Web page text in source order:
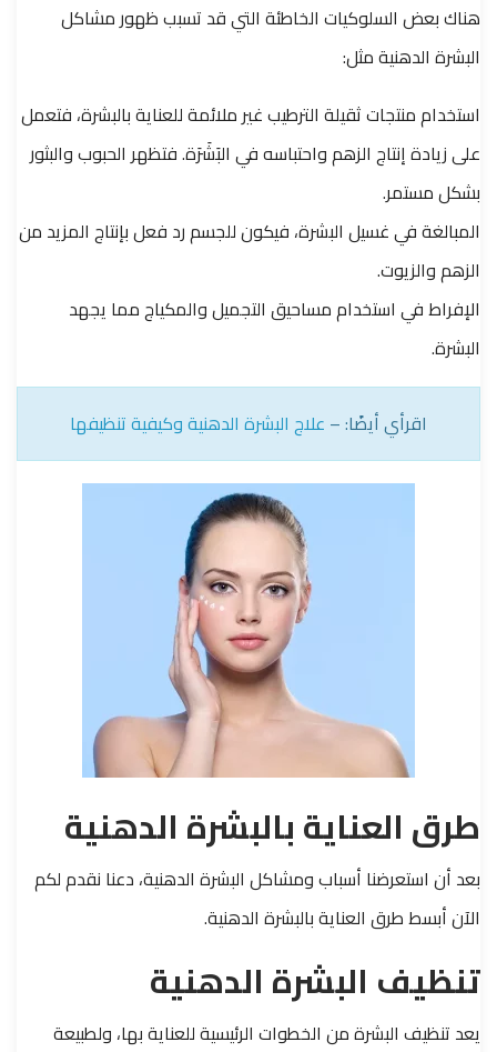
هناك بعض السلوكيات الخاطئة التي قد تسبب ظهور مشاكل
البشرة الدهنية مثل:
استخدام منتجات ثقيلة الترطيب غير ملائمة للعناية بالبشرة، فتعمل
على زيادة إنتاج الزهم واحتباسه في البَشَرَة. فتظهر الحبوب والبثور
بشكل مستمر.
المبالغة في غسيل البشرة، فيكون للجسم رد فعل بإنتاج المزيد من
الزهم والزيوت.
الإفراط في استخدام مساحيق التجميل والمكياج مما يجهد
البشرة.
اقرأي أيضًا: – علاج البشرة الدهنية وكيفية تنظيفها
طرق العناية بالبشرة الدهنية
بعد أن استعرضنا أسباب ومشاكل البشرة الدهنية، دعنا نقدم لكم
الآن أبسط طرق العناية بالبشرة الدهنية.
تنظيف البشرة الدهنية
يعد تنظيف البشرة من الخطوات الرئيسية للعناية بها، ولطبيعة